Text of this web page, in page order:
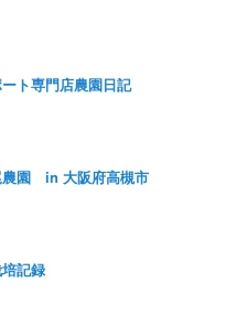
ト専門店農園日記
園 in 大阪府高槻市
記録